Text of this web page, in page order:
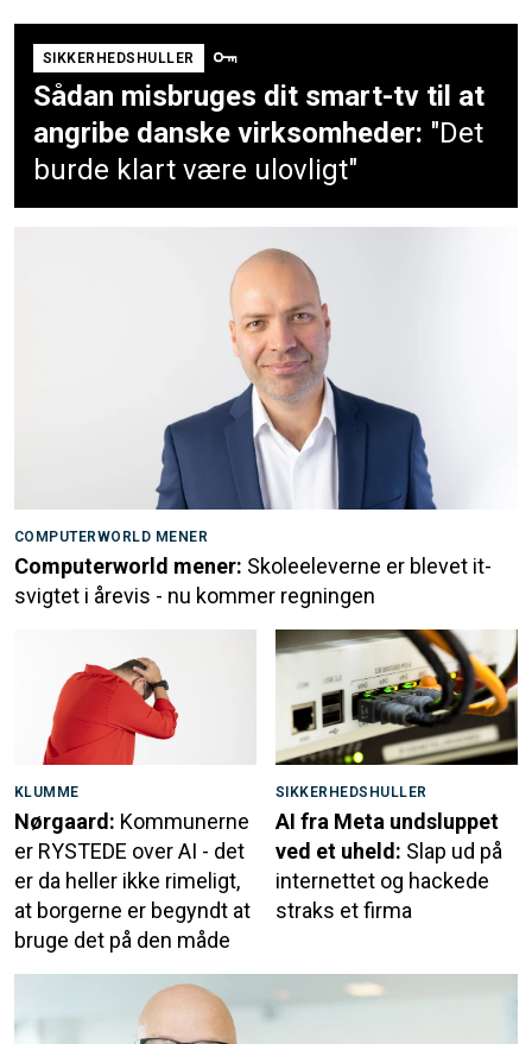
SIKKERHEDSHULLER
Sådan misbruges dit smart-tv til at
angribe danske virksomheder: "Det
burde klart være ulovligt"
COMPUTERWORLD MENER
Computerworld mener: Skoleeleverne er blevet it-
svigtet i årevis - nu kommer regningen
KLUMME
Nørgaard: Kommunerne
er RYSTEDE over AI - det
er da heller ikke rimeligt,
at borgerne er begyndt at
bruge det på den måde
SIKKERHEDSHULLER
AI fra Meta undsluppet
ved et uheld: Slap ud på
internettet og hackede
straks et firma